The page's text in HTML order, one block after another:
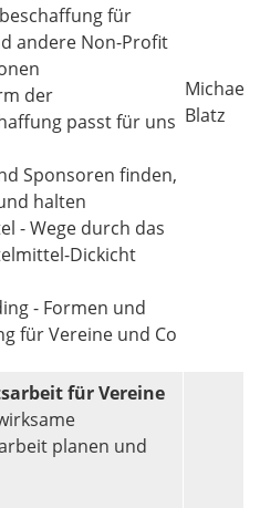
für
andere Non-Profit
der
passt für uns
Sponsoren finden,
halten
- Wege durch das
Dickicht
- Formen und
für Vereine und Co
Michael
Blatz
für Vereine
planen und